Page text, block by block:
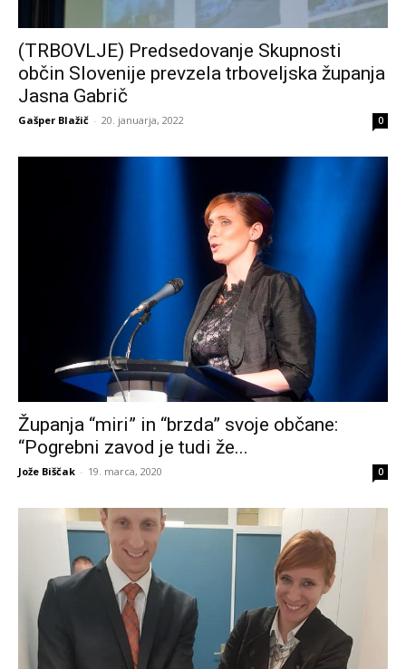
(TRBOVLJE) Predsedovanje Skupnosti
občin Slovenije prevzela trboveljska županja
Jasna Gabrič
Gašper Blažič - 20. januarja, 2022 0
Županja “miri” in “brzda” svoje občane:
“Pogrebni zavod je tudi že...
Jože Biščak - 19. marca, 2020 0